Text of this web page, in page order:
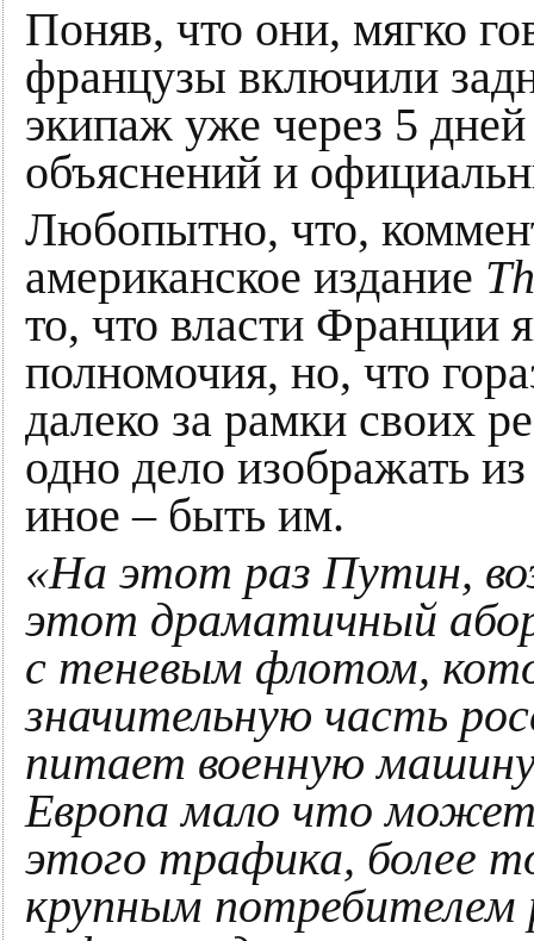
Поняв, что они, мягко
французы включили
экипаж уже через 5
объяснений и
Любопытно, что,
американское издание
то, что власти Франции
полномочия, но, что
далеко за рамки своих
одно дело изображать
иное – быть им.
«На этот раз Путин,
этот драматичный
с теневым флотом,
значительную часть
питает военную
Европа мало что может
этого трафика, более
крупным потребителем